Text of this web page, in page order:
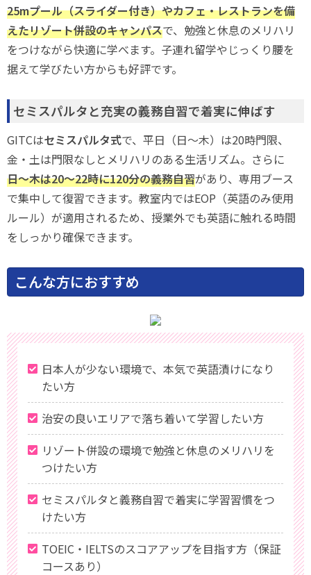
25mプール（スライダー付き）やカフェ・レストランを備
えたリゾート併設のキャンパスで、勉強と休息のメリハリ
をつけながら快適に学べます。子連れ留学やじっくり腰を
据えて学びたい方からも好評です。
セミスパルタと充実の義務自習で着実に伸ばす
GITCはセミスパルタ式で、平日（日〜木）は20時門限、
金・土は門限なしとメリハリのある生活リズム。さらに
日〜木は20〜22時に120分の義務自習があり、専用ブース
で集中して復習できます。教室内ではEOP（英語のみ使用
ルール）が適用されるため、授業外でも英語に触れる時間
をしっかり確保できます。
こんな方におすすめ
日本人が少ない環境で、本気で英語漬けになり
たい方
治安の良いエリアで落ち着いて学習したい方
リゾート併設の環境で勉強と休息のメリハリを
つけたい方
セミスパルタと義務自習で着実に学習習慣をつ
けたい方
TOEIC・IELTSのスコアアップを目指す方（保証
コースあり）